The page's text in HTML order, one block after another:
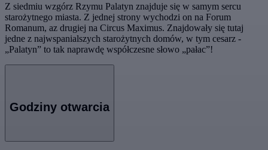
Z siedmiu wzgórz Rzymu Palatyn znajduje się w samym sercu
starożytnego miasta. Z jednej strony wychodzi on na Forum
Romanum, az drugiej na Circus Maximus. Znajdowały się tutaj
jedne z najwspanialszych starożytnych domów, w tym cesarz -
„Palatyn” to tak naprawdę współczesne słowo „pałac”!
Godziny otwarcia